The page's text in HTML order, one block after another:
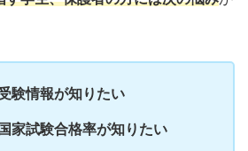
験情報が知りたい
家試験合格率が知りたい